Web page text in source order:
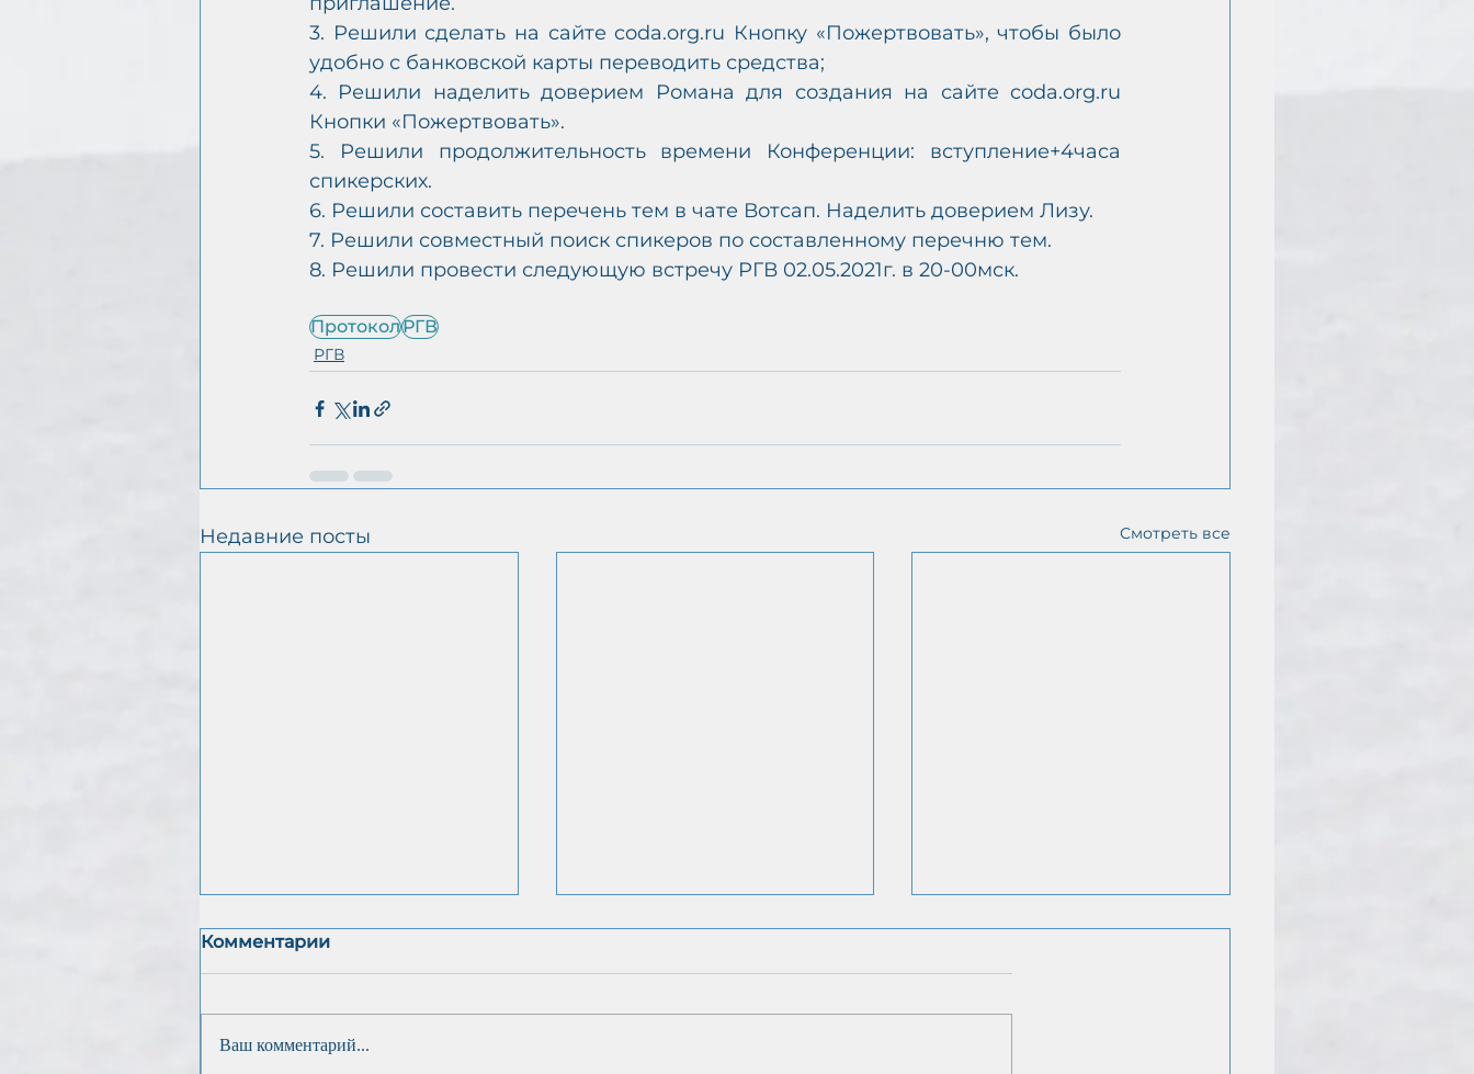
3. Решили сделать на сайте coda.org.ru Кнопку «Пожертвовать», чтобы было
удобно с банковской карты переводить средства;
4. Решили наделить доверием Романа для создания на сайте coda.org.ru
Кнопки «Пожертвовать».
5. Решили продолжительность времени Конференции: вступление+4часа
спикерских.
6. Решили составить перечень тем в чате Вотсап. Наделить доверием Лизу.
7. Решили совместный поиск спикеров по составленному перечню тем.
8. Решили провести следующую встречу РГВ 02.05.2021г. в 20-00мск.
ПротоколРГВ
РГВ
Недавние посты Смотреть все
Комментарии
Ваш комментарий...